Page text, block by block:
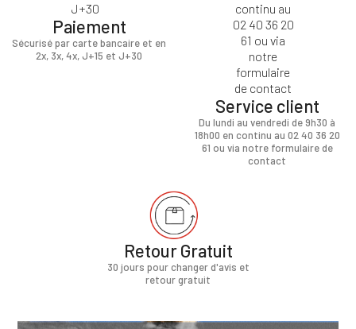
Paiement
Sécurisé par carte bancaire et en
2x, 3x, 4x, J+15 et J+30
Service client
Du lundi au vendredi de 9h30 à
18h00 en continu au 02 40 36 20
61 ou via notre formulaire de
contact
Retour Gratuit
30 jours pour changer d'avis et
retour gratuit